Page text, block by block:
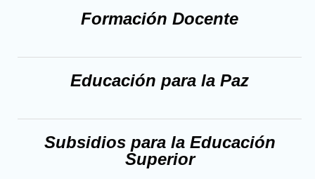
Formación Docente
Educación para la Paz
Subsidios para la Educación
Superior